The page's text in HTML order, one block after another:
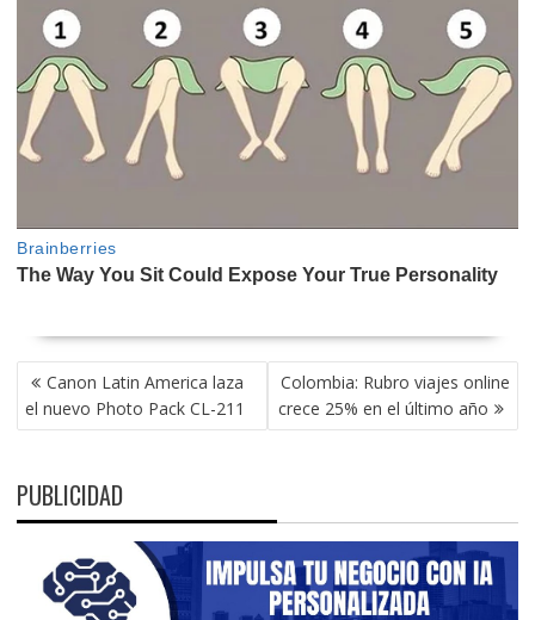
NAVEGACIÓN
DE
ENTRADAS
Canon Latin America laza
el nuevo Photo Pack CL-211
Colombia: Rubro viajes online
crece 25% en el último año
PUBLICIDAD